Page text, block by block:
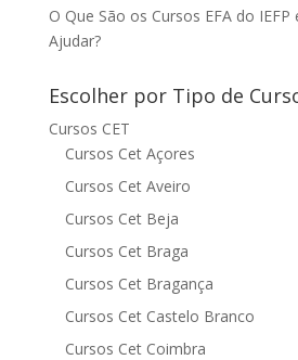
O Que São os Cursos EFA do
Ajudar?
Escolher por Tipo de
Cursos CET
Cursos Cet Açores
Cursos Cet Aveiro
Cursos Cet Beja
Cursos Cet Braga
Cursos Cet Bragança
Cursos Cet Castelo Branco
Cursos Cet Coimbra